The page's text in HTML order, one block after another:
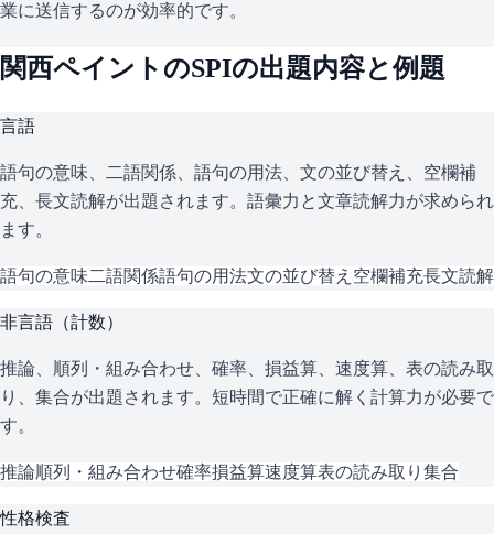
業に送信するのが効率的です。
関西ペイント のSPIの出題内容と例題
言語
語句の意味、二語関係、語句の用法、文の並び替え、空欄補
充、長文読解が出題されます。語彙力と文章読解力が求められ
ます。
語句の意味二語関係語句の用法文の並び替え 空欄補充長文読解
非言語（計数）
推論、順列・組み合わせ、確率、損益算、速度算、表の読み取
り、集合が出題されます。短時間で正確に解く計算力が必要で
す。
推論順列・組み合わせ確率損益算速度算表の読み取り 集合
性格検査